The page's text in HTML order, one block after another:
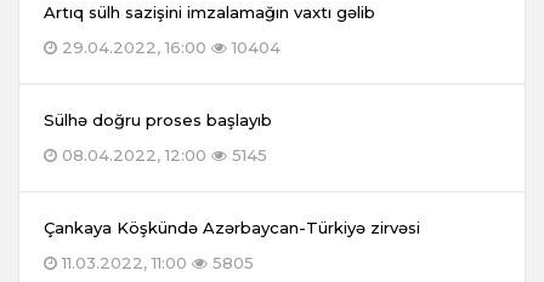
Artıq sülh sazişini imzalamağın vaxtı gəlib
29.04.2022, 16:00
10404
Sülhə doğru proses başlayıb
08.04.2022, 12:00
5145
Çankaya Köşkündə Azərbaycan-Türkiyə zirvəsi
11.03.2022, 11:00
5805